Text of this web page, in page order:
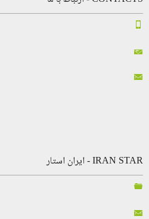
IRAN STAR - ایران استار